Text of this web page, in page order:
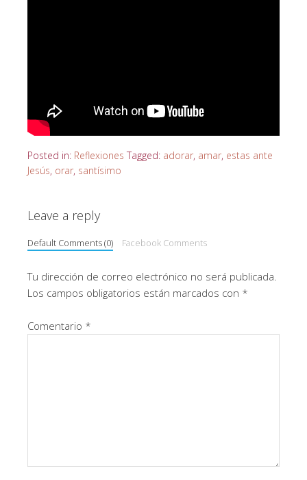
Posted in: Reflexiones Tagged: adorar, amar, estas ante
Jesús, orar, santísimo
Leave a reply
Default Comments (0) Facebook Comments
Tu dirección de correo electrónico no será publicada.
Los campos obligatorios están marcados con *
Comentario *